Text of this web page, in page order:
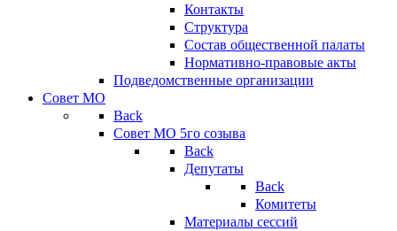
Контакты
Структура
Состав общественной палаты
Нормативно-правовые акты
Подведомственные организации
Совет МО
Back
Совет МО 5го созыва
Back
Депутаты
Back
Комитеты
Материалы сессий